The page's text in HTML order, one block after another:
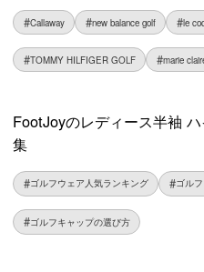
Callaway new balance golf le
TOMMY HILFIGER GOLF marie
FootJoyのレディース半袖
集
ゴルフウェア人気ランキング ゴル
ゴルフキャップの選び方